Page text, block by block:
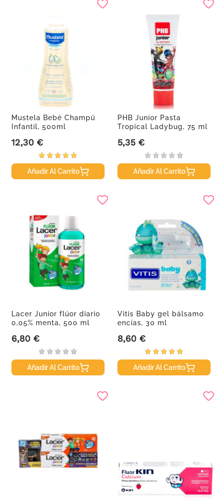
Mustela Bebé Champú
Infantil, 500ml
Precio
12,30 €
Añadir Al Carrito
PHB Junior Pasta
Tropical Ladybug, 75 ml
Precio
5,35 €
Añadir Al Carrito
Lacer Junior flúor diario
0,05% menta, 500 ml
Precio
6,80 €
Añadir Al Carrito
Vitis Baby gel bálsamo
encías, 30 ml
Precio
8,60 €
Añadir Al Carrito